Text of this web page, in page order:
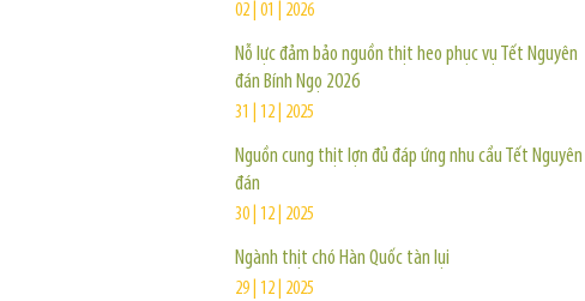
02 | 01 | 2026
Nỗ lực đảm bảo nguồn thịt heo phục vụ Tết Nguyên
đán Bính Ngọ 2026
31 | 12 | 2025
Nguồn cung thịt lợn đủ đáp ứng nhu cầu Tết Nguyên
đán
30 | 12 | 2025
Ngành thịt chó Hàn Quốc tàn lụi
29 | 12 | 2025